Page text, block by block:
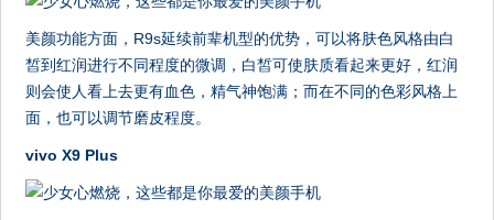
美颜功能方面，R9s延续前辈机型的优势，可以将肤色风格由白
皙到红润进行不同程度的微调，白皙可使肤质看起来更好，红润
则会使人看上去更有血色，精气神饱满；而在不同的色彩风格上
面，也可以调节磨皮程度。
vivo X9 Plus